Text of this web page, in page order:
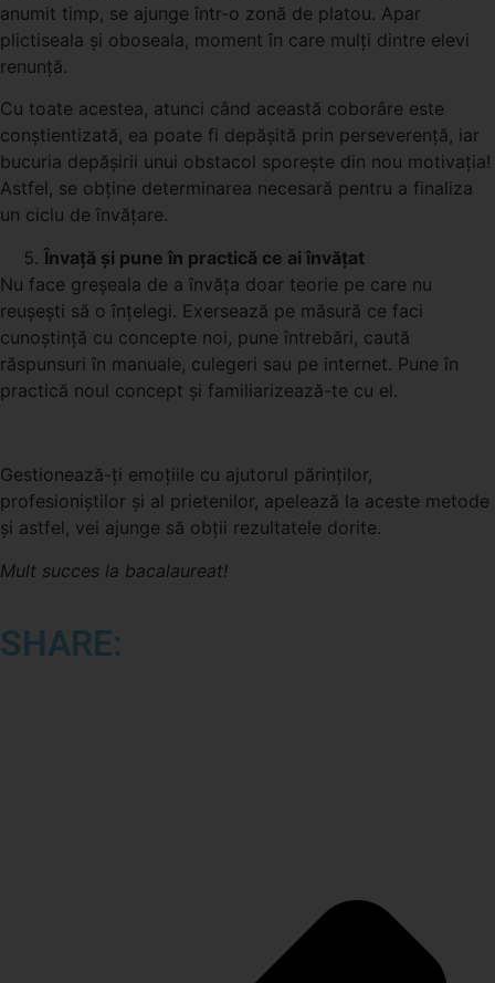
anumit timp, se ajunge într-o zonă de platou. Apar
plictiseala și oboseala, moment în care mulți dintre elevi
renunță.
Cu toate acestea, atunci când această coborâre este
conștientizată, ea poate fi depășită prin perseverență, iar
bucuria depășirii unui obstacol sporește din nou motivația!
Astfel, se obține determinarea necesară pentru a finaliza
un ciclu de învățare.
Învață și pune în practică ce ai învățat
Nu face greșeala de a învăța doar teorie pe care nu
reușești să o înțelegi. Exersează pe măsură ce faci
cunoștință cu concepte noi, pune întrebări, caută
răspunsuri în manuale, culegeri sau pe internet. Pune în
practică noul concept și familiarizează-te cu el.
Gestionează-ți emoțiile cu ajutorul părinților,
profesioniștilor și al prietenilor, apelează la aceste metode
și astfel, vei ajunge să obții rezultatele dorite.
Mult succes la bacalaureat!
SHARE: